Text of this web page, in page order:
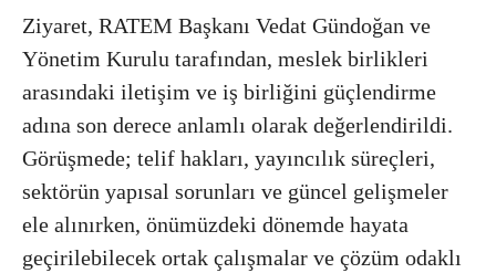
Ziyaret, RATEM Başkanı Vedat Gündoğan ve
Yönetim Kurulu tarafından, meslek birlikleri
arasındaki iletişim ve iş birliğini güçlendirme
adına son derece anlamlı olarak değerlendirildi.
Görüşmede; telif hakları, yayıncılık süreçleri,
sektörün yapısal sorunları ve güncel gelişmeler
ele alınırken, önümüzdeki dönemde hayata
geçirilebilecek ortak çalışmalar ve çözüm odaklı